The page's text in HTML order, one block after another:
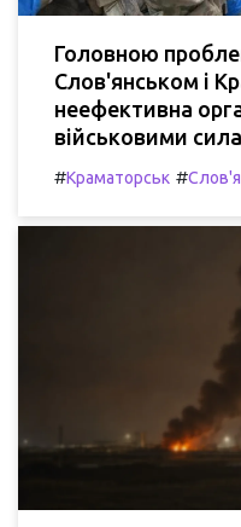
Головною
Слов'янськом і
неефективна
військовими
#Краматорськ #